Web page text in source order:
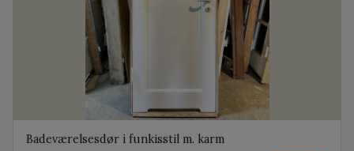
Badeværelsesdør i funkisstil m. karm